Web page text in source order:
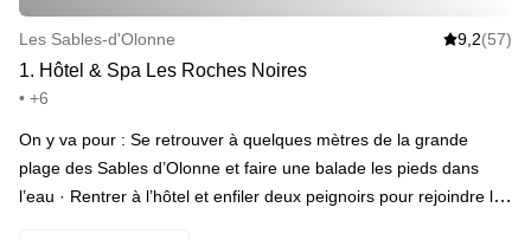
Les Sables-d'Olonne 9,2(57)
1. Hôtel & Spa Les Roches Noires
• +6
On y va pour : Se retrouver à quelques mètres de la grande
plage des Sables d’Olonne et faire une balade les pieds dans
l’eau · Rentrer à l’hôtel et enfiler deux peignoirs pour rejoindre le